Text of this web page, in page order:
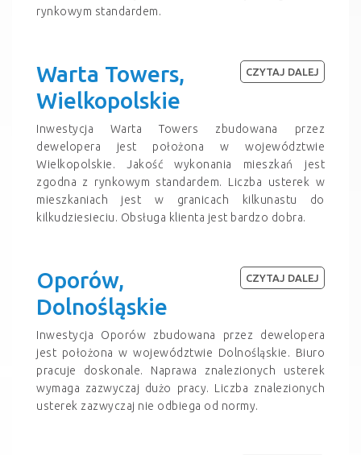
rynkowym standardem.
Warta Towers,
Wielkopolskie
Inwestycja Warta Towers zbudowana przez
dewelopera jest położona w województwie
Wielkopolskie. Jakość wykonania mieszkań jest
zgodna z rynkowym standardem. Liczba usterek w
mieszkaniach jest w granicach kilkunastu do
kilkudziesieciu. Obsługa klienta jest bardzo dobra.
CZYTAJ DALEJ
Oporów,
Dolnośląskie
Inwestycja Oporów zbudowana przez dewelopera
jest położona w województwie Dolnośląskie. Biuro
pracuje doskonale. Naprawa znalezionych usterek
wymaga zazwyczaj dużo pracy. Liczba znalezionych
usterek zazwyczaj nie odbiega od normy.
CZYTAJ DALEJ